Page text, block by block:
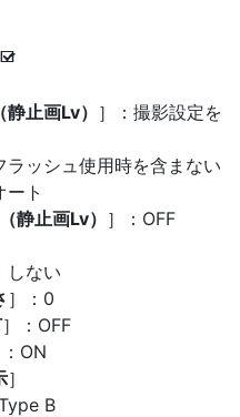
M
止画Lv） ］：撮影設定を
ラッシュ使用時を含まない
ート
静止画Lv） ］：OFF
しない
］：0
］：OFF
ON
］
B